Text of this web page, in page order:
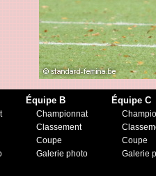
Équipe B
Championnat
Classement
Coupe
Galerie photo
Équipe C
Coupe
Galerie